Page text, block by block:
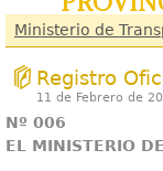
Ministerio de
Registro
11 de Febrero de
Nº 006
EL MINISTERIO